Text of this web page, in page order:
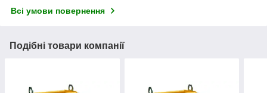
Всі умови повернення
Подібні товари компанії